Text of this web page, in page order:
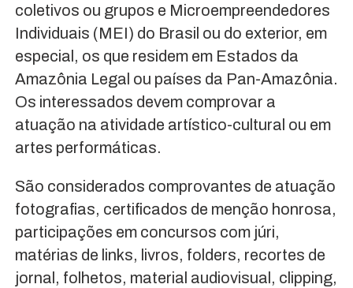
coletivos ou grupos e Microempreendedores
Individuais (MEI) do Brasil ou do exterior, em
especial, os que residem em Estados da
Amazônia Legal ou países da Pan-Amazônia.
Os interessados devem comprovar a
atuação na atividade artístico-cultural ou em
artes performáticas.
São considerados comprovantes de atuação
fotografias, certificados de menção honrosa,
participações em concursos com júri,
matérias de links, livros, folders, recortes de
jornal, folhetos, material audiovisual, clipping,